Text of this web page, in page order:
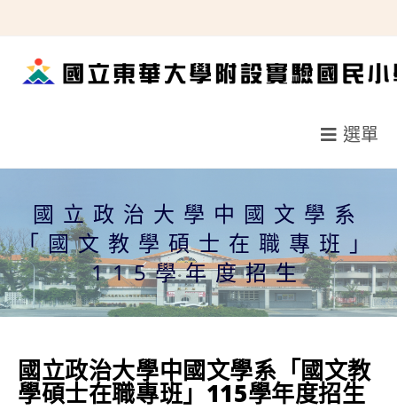
轉
選單
國立政治大學中國文學系
「國文教學碩士在職專班」
115學年度招生
國立政治大學中國文學系「國文教
學碩士在職專班」115學年度招生